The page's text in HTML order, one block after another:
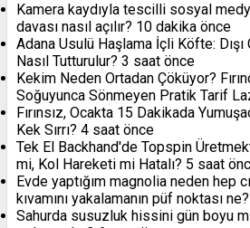
Kamera kaydıyla tescilli sosyal
davası nasıl açılır? 10 dakika önce
Adana Usulü Haşlama İçli Köfte:
Nasıl Tutturulur? 3 saat önce
Kekim Neden Ortadan Çöküyor?
Soğuyunca Sönmeyen Pratik Tarif
Fırınsız, Ocakta 15 Dakikada
Kek Sırrı? 4 saat önce
Tek El Backhand'de Topspin
mi, Kol Hareketi mi Hatalı? 5 saat
Evde yaptığım magnolia neden hep
kıvamını yakalamanın püf noktası ne?
Sahurda susuzluk hissini gün boyu